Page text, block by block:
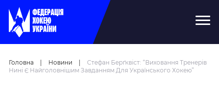
Головна Новини
Стефан Берґквіст: “Виховання Тренерів
Нині Є Найголовнішим Завданням Для Українського Хокею”